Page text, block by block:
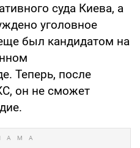
суда Киева, а
уголовное
был кандидатом на
Теперь, после
он не сможет